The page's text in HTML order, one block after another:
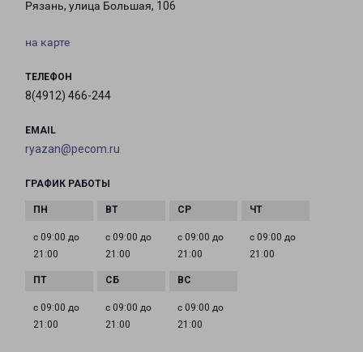
Рязань, улица Большая, 106
на карте
ТЕЛЕФОН
8(4912) 466-244
EMAIL
ryazan@pecom.ru
ГРАФИК РАБОТЫ
с 09:00 до
21:00
с 09:00 до
21:00
с 09:00 до
21:00
с 09:00 до
21:00
с 09:00 до
21:00
с 09:00 до
21:00
с 09:00 до
21:00